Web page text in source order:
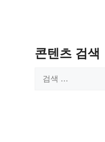
콘텐츠 검색